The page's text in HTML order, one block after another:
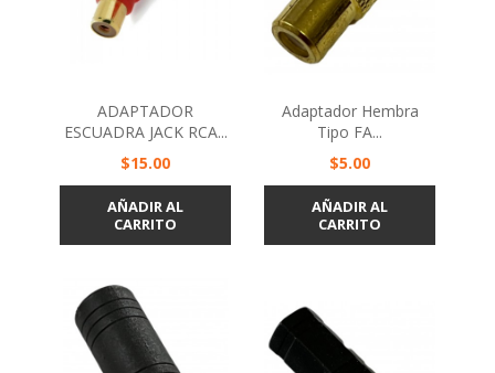
ADAPTADOR
ESCUADRA JACK RCA...
Precio
$15.00
AÑADIR AL
CARRITO
Adaptador Hembra
Tipo FA...
Precio
$5.00
AÑADIR AL
CARRITO